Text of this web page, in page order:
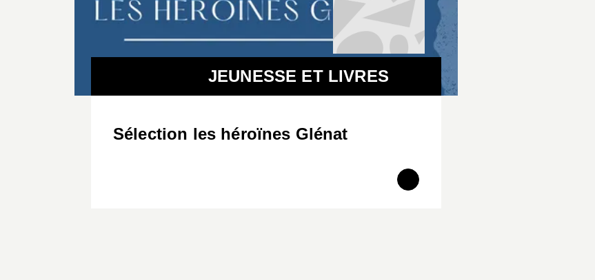
JEUNESSE ET LIVRES
Sélection les héroïnes Glénat